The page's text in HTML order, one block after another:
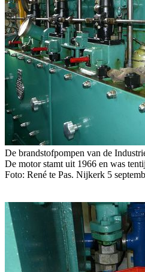
De brandstofpompen van de
De motor stamt uit 1966 en was
Foto: René te Pas. Nijkerk 5